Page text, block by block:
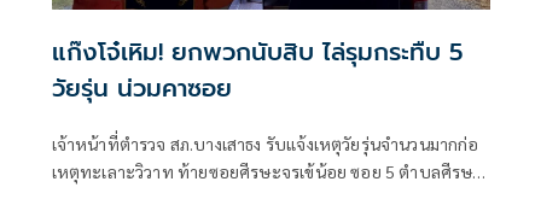
แก๊งโจ๋เหิม! ยกพวกนับสิบ ไล่รุมกระทืบ 5
วัยรุ่น น่วมคาซอย
เจ้าหน้าที่ตำรวจ สภ.บางเสาธง รับแจ้งเหตุวัยรุ่นจำนวนมากก่อ
เหตุทะเลาะวิวาท ท้ายซอยศีรษะจรเข้น้อย ซอย 5 ตำบลศีรษะ